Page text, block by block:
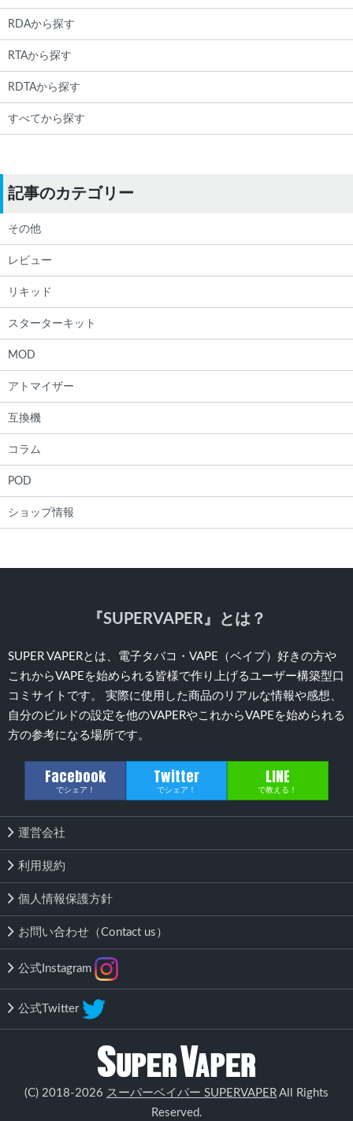
RDAから探す
RTAから探す
RDTAから探す
すべてから探す
記事のカテゴリー
その他
レビュー
リキッド
スターターキット
MOD
アトマイザー
互換機
コラム
POD
ショップ情報
『SUPERVAPER』とは？
SUPER VAPERとは、電子タバコ・VAPE（ベイプ）好きの方や
これからVAPEを始められる皆様で作り上げるユーザー構築型口
コミサイトです。 実際に使用した商品のリアルな情報や感想、
自分のビルドの設定を他のVAPERやこれからVAPEを始められる
方の参考になる場所です。
Facebook
でシェア！
Twitter
でシェア！
LINE
で教える！
運営会社
利用規約
個人情報保護方針
お問い合わせ（Contact us）
公式Instagram
公式Twitter
(C) 2018-2026 スーパーベイパー SUPERVAPER All Rights
Reserved.
該当する商品がありません
検索する